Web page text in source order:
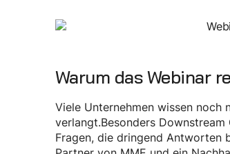
Warum das Webinar
Viele Unternehmen wissen noch
verlangt.Besonders
Fragen, die dringend Antworten